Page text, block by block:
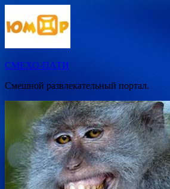
к
содержимому
СМЕХО-ПАТИ
Смешной развлекательный портал.